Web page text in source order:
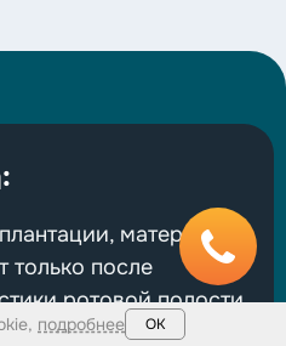
материал
только после
ротовой полости.
выбору методик,
подробнее ОК